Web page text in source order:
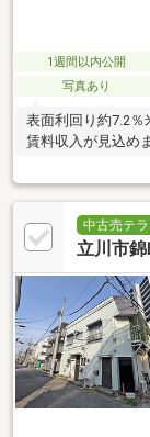
1週間以内公開
写真あり
表面利回り約7.2
賃料収入が見込め
中古売テ
立川市